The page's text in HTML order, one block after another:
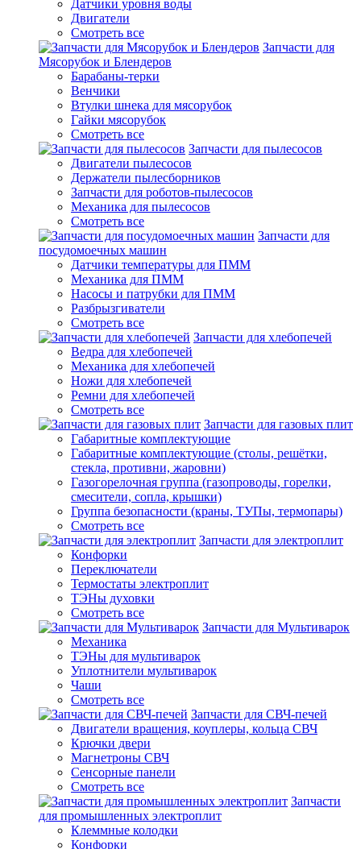
Датчики уровня воды
Двигатели
Смотреть все
Запчасти для
Мясорубок и Блендеров
Барабаны-терки
Венчики
Втулки шнека для мясорубок
Гайки мясорубок
Смотреть все
Запчасти для пылесосов
Двигатели пылесосов
Держатели пылесборников
Запчасти для роботов-пылесосов
Механика для пылесосов
Смотреть все
Запчасти для
посудомоечных машин
Датчики температуры для ПММ
Механика для ПММ
Насосы и патрубки для ПММ
Разбрызгиватели
Смотреть все
Запчасти для хлебопечей
Ведра для хлебопечей
Механика для хлебопечей
Ножи для хлебопечей
Ремни для хлебопечей
Смотреть все
Запчасти для газовых плит
Габаритные комплектующие
Габаритные комплектующие (столы, решётки,
стекла, противни, жаровни)
Газогорелочная группа (газопроводы, горелки,
смесители, сопла, крышки)
Группа безопасности (краны, ТУПы, термопары)
Смотреть все
Запчасти для электроплит
Конфорки
Переключатели
Термостаты электроплит
ТЭНы духовки
Смотреть все
Запчасти для Мультиварок
Механика
ТЭНы для мультиварок
Уплотнители мультиварок
Чаши
Смотреть все
Запчасти для СВЧ-печей
Двигатели вращения, коуплеры, кольца СВЧ
Крючки двери
Магнетроны СВЧ
Сенсорные панели
Смотреть все
Запчасти
для промышленных электроплит
Клеммные колодки
Конфорки